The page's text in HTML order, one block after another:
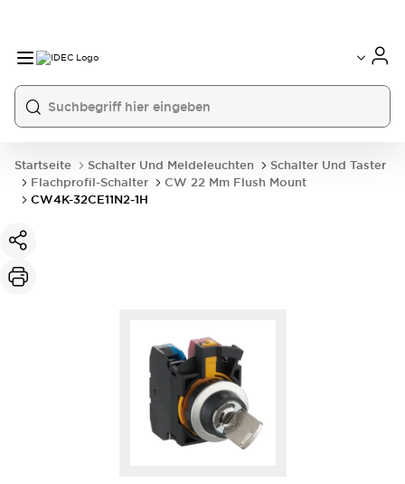
Startseite Schalter Und Meldeleuchten
Schalter Und Taster
Flachprofil-Schalter
CW 22 Mm Flush Mount
CW4K-32CE11N2-1H